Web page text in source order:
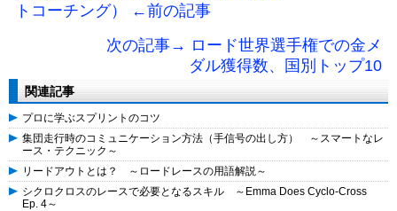
トコーチング） ←前の記事
次の記事→ ロード世界選手権での金メ
ダル獲得数、国別トップ10
関連記事
プロに学ぶスプリントのコツ
集団走行時のコミュニケーション方法（手信号の出し方） ～スマートなレ
ース・テクニック～
リードアウトとは？ ～ロードレースの用語解説～
シクロクロスのレースで必要となるスキル ～Emma Does Cyclo-Cross
Ep. 4～